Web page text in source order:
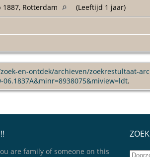
1887, Rotterdam
(Leeftijd 1 jaar)
en-ontdek/archieven/zoekrestultaat-
.
are family of someone on this
ZOEK